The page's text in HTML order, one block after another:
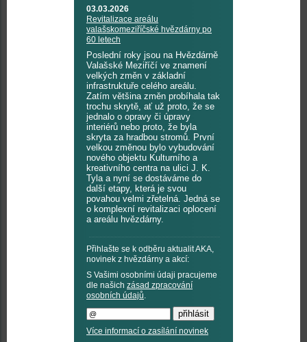
03.03.2026
Revitalizace areálu
valašskomeziříčské hvězdárny po
60 letech
Poslední roky jsou na Hvězdárně
Valašské Meziříčí ve znamení
velkých změn v základní
infrastruktuře celého areálu.
Zatím většina změn probíhala tak
trochu skrytě, ať už proto, že se
jednalo o opravy či úpravy
interiérů nebo proto, že byla
skryta za hradbou stromů. První
velkou změnou bylo vybudování
nového objektu Kulturního a
kreativního centra na ulici J. K.
Tyla a nyní se dostáváme do
další etapy, která je svou
povahou velmi zřetelná. Jedná se
o komplexní revitalizaci oplocení
a areálu hvězdárny.
Přihlašte se k odběru aktualit AKA,
novinek z hvězdárny a akcí:
S Vašimi osobními údaji pracujeme
dle našich zásad zpracování
osobních údajů.
Více informací o zasílání novinek